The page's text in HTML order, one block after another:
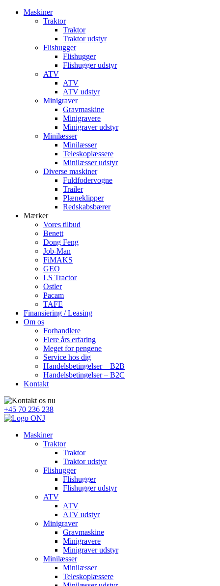
Maskiner
Traktor
Traktor
Traktor udstyr
Flishugger
Flishugger
Flishugger udstyr
ATV
ATV
ATV udstyr
Minigraver
Gravmaskine
Minigravere
Minigraver udstyr
Minilæsser
Minilæsser
Teleskoplæssere
Minilæsser udstyr
Diverse maskiner
Fuldfodervogne
Trailer
Plæneklipper
Redskabsbærer
Mærker
Vores tilbud
Benett
Dong Feng
Job-Man
FiMAKS
GEO
LS Tractor
Ostler
Pacam
TAFE
Finansiering / Leasing
Om os
Forhandlere
Flere års erfaring
Meget for pengene
Service hos dig
Handelsbetingelser – B2B
Handelsbetingelser – B2C
Kontakt
+45 70 236 238
Maskiner
Traktor
Traktor
Traktor udstyr
Flishugger
Flishugger
Flishugger udstyr
ATV
ATV
ATV udstyr
Minigraver
Gravmaskine
Minigravere
Minigraver udstyr
Minilæsser
Minilæsser
Teleskoplæssere